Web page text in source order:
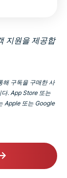
지원을 제공합
구독을 구매한 사
. App Store 또는
Apple 또는 Google